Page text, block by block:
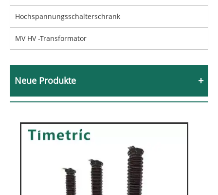
Hochspannungsschalterschrank
MV HV -Transformator
Neue Produkte